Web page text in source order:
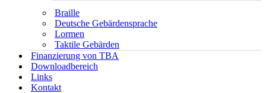
Braille
Deutsche Gebärdensprache
Lormen
Taktile Gebärden
Finanzierung von TBA
Downloadbereich
Links
Kontakt